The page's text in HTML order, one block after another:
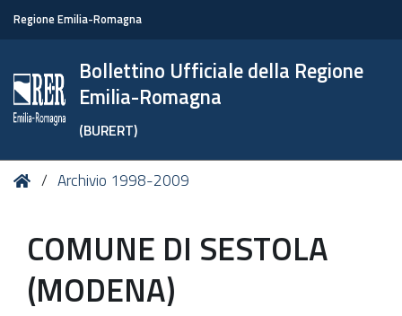
Regione Emilia-Romagna
Bollettino Ufficiale della Regione
Emilia-Romagna
(BURERT)
Tu HomeArchivio 1998-2009
COMUNE DI SESTOLA
(MODENA)